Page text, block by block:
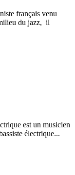
français venu
du jazz, il
est un musicien
électrique...